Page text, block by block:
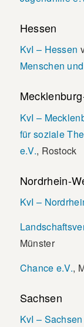
Hessen
KvI – Hessen
Menschen
KvI –
für soziale
e.V., Rostock
Nordrhein-
KvI –
Münster
Chance e.V.,
Sachsen
KvI – Sachsen